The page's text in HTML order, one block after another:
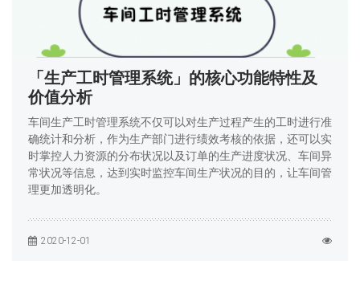
「生产工时管理系统」的核心功能特性及
价值分析
车间生产工时管理系统不仅可以对生产过程产生的工时进行准
确统计和分析，作为生产部门进行绩效考核的依据，还可以实
时掌控人力资源的分布状况以及订单的生产进度状况、车间异
常状况等信息，达到实时监控车间生产状况的目的，让车间管
理更加透明化。
2020-12-01